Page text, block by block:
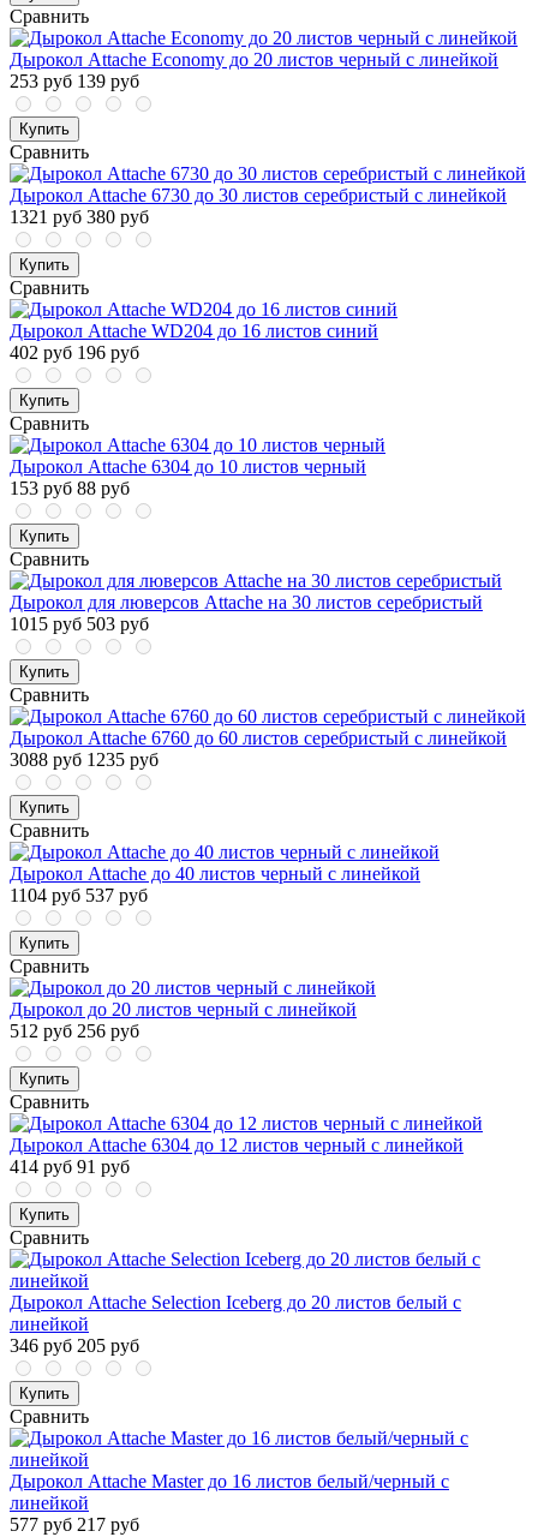
Сравнить
Дырокол Attache Economy до 20 листов черный с линейкой
253 руб 139 руб
Купить
Сравнить
Дырокол Attache 6730 до 30 листов серебристый с линейкой
1321 руб 380 руб
Купить
Сравнить
Дырокол Attache WD204 до 16 листов синий
402 руб 196 руб
Купить
Сравнить
Дырокол Attache 6304 до 10 листов черный
153 руб 88 руб
Купить
Сравнить
Дырокол для люверсов Attache на 30 листов серебристый
1015 руб 503 руб
Купить
Сравнить
Дырокол Attache 6760 до 60 листов серебристый с линейкой
3088 руб 1235 руб
Купить
Сравнить
Дырокол Attache до 40 листов черный с линейкой
1104 руб 537 руб
Купить
Сравнить
Дырокол до 20 листов черный с линейкой
512 руб 256 руб
Купить
Сравнить
Дырокол Attache 6304 до 12 листов черный с линейкой
414 руб 91 руб
Купить
Сравнить
Дырокол Attache Selection Iceberg до 20 листов белый с
линейкой
346 руб 205 руб
Купить
Сравнить
Дырокол Attache Master до 16 листов белый/черный с
линейкой
577 руб 217 руб